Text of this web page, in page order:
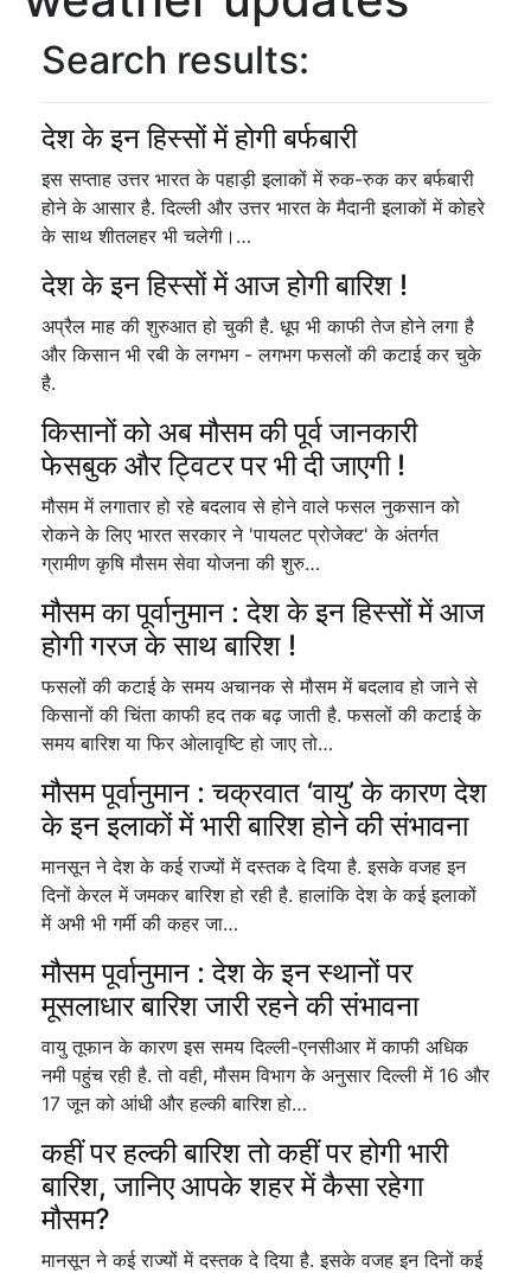
Search results:
देश के इन हिस्सों में होगी बर्फबारी
इस सप्ताह उत्तर भारत के पहाड़ी इलाकों में रुक-रुक कर बर्फबारी
होने के आसार है. दिल्ली और उत्तर भारत के मैदानी इलाकों में कोहरे
के साथ शीतलहर भी चलेगी।…
देश के इन हिस्सों में आज होगी बारिश !
अप्रैल माह की शुरुआत हो चुकी है. धूप भी काफी तेज होने लगा है
और किसान भी रबी के लगभग - लगभग फसलों की कटाई कर चुके
है.
किसानों को अब मौसम की पूर्व जानकारी
फेसबुक और ट्विटर पर भी दी जाएगी !
मौसम में लगातार हो रहे बदलाव से होने वाले फसल नुकसान को
रोकने के लिए भारत सरकार ने 'पायलट प्रोजेक्ट' के अंतर्गत
ग्रामीण कृषि मौसम सेवा योजना की शुरु…
मौसम का पूर्वानुमान : देश के इन हिस्सों में आज
होगी गरज के साथ बारिश !
फसलों की कटाई के समय अचानक से मौसम में बदलाव हो जाने से
किसानों की चिंता काफी हद तक बढ़ जाती है. फसलों की कटाई के
समय बारिश या फिर ओलावृष्टि हो जाए तो…
मौसम पूर्वानुमान : चक्रवात ‘वायु’ के कारण देश
के इन इलाकों में भारी बारिश होने की संभावना
मानसून ने देश के कई राज्यों में दस्तक दे दिया है. इसके वजह इन
दिनों केरल में जमकर बारिश हो रही है. हालांकि देश के कई इलाकों
में अभी भी गर्मी की कहर जा…
मौसम पूर्वानुमान : देश के इन स्थानों पर
मूसलाधार बारिश जारी रहने की संभावना
वायु तूफान के कारण इस समय दिल्ली-एनसीआर में काफी अधिक
नमी पहुंच रही है. तो वही, मौसम विभाग के अनुसार दिल्ली में 16 और
17 जून को आंधी और हल्की बारिश हो…
कहीं पर हल्की बारिश तो कहीं पर होगी भारी
बारिश, जानिए आपके शहर में कैसा रहेगा
मौसम?
मानसून ने कई राज्यों में दस्तक दे दिया है. इसके वजह इन दिनों कई